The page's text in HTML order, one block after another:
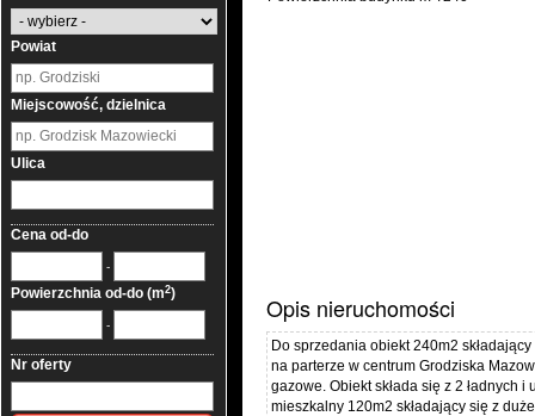
Powiat
Miejscowość, dzielnica
Ulica
Cena od-do
-
Powierzchnia od-do (m2)
-
Nr oferty
Opis nieruchomości
Do sprzedania obiekt 240m2
na parterze w centrum Grodziska
gazowe. Obiekt składa się z 2 ładnych
mieszkalny 120m2 składający się z